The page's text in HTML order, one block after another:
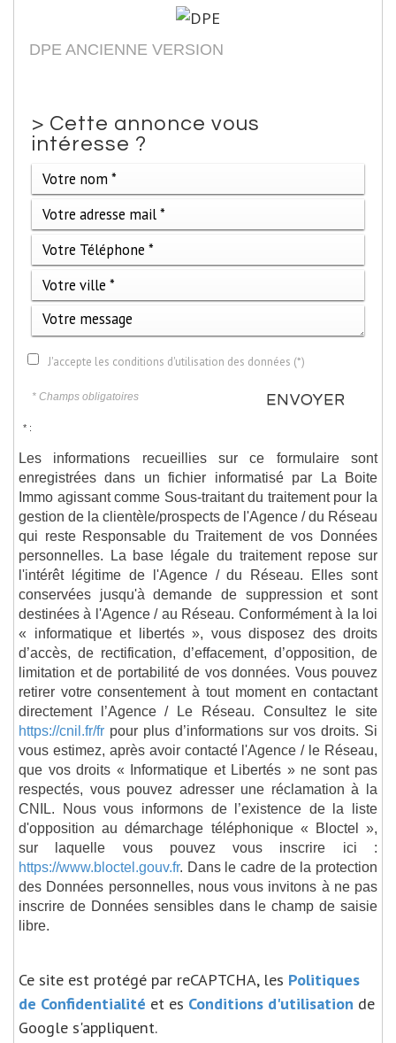
DPE ANCIENNE VERSION
> Cette annonce vous
intéresse ?
J'accepte les conditions d'utilisation des données (*)
* Champs obligatoires ENVOYER
* :
Les informations recueillies sur ce formulaire sont
enregistrées dans un fichier informatisé par La Boite
Immo agissant comme Sous-traitant du traitement pour la
gestion de la clientèle/prospects de l'Agence / du Réseau
qui reste Responsable du Traitement de vos Données
personnelles. La base légale du traitement repose sur
l'intérêt légitime de l'Agence / du Réseau. Elles sont
conservées jusqu'à demande de suppression et sont
destinées à l'Agence / au Réseau. Conformément à la loi
« informatique et libertés », vous disposez des droits
d’accès, de rectification, d’effacement, d’opposition, de
limitation et de portabilité de vos données. Vous pouvez
retirer votre consentement à tout moment en contactant
directement l’Agence / Le Réseau. Consultez le site
https://cnil.fr/fr pour plus d’informations sur vos droits. Si
vous estimez, après avoir contacté l'Agence / le Réseau,
que vos droits « Informatique et Libertés » ne sont pas
respectés, vous pouvez adresser une réclamation à la
CNIL. Nous vous informons de l’existence de la liste
d'opposition au démarchage téléphonique « Bloctel »,
sur laquelle vous pouvez vous inscrire ici :
https://www.bloctel.gouv.fr. Dans le cadre de la protection
des Données personnelles, nous vous invitons à ne pas
inscrire de Données sensibles dans le champ de saisie
libre.
Ce site est protégé par reCAPTCHA, les Politiques
de Confidentialité et es Conditions d'utilisation de
Google s'appliquent.